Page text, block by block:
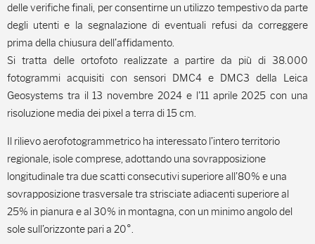
delle verifiche finali, per consentirne un utilizzo tempestivo da parte
degli utenti e la segnalazione di eventuali refusi da correggere
prima della chiusura dell’affidamento.
Si tratta delle ortofoto realizzate a partire da più di 38.000
fotogrammi acquisiti con sensori DMC4 e DMC3 della Leica
Geosystems tra il 13 novembre 2024 e l'11 aprile 2025 con una
risoluzione media dei pixel a terra di 15 cm.
Il rilievo aerofotogrammetrico ha interessato l’intero territorio
regionale, isole comprese, adottando una sovrapposizione
longitudinale tra due scatti consecutivi superiore all’80% e una
sovrapposizione trasversale tra strisciate adiacenti superiore al
25% in pianura e al 30% in montagna, con un minimo angolo del
sole sull’orizzonte pari a 20°.